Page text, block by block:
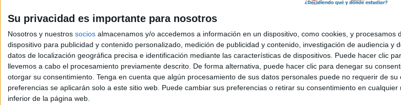
Su privacidad es importante para nosotros
Nosotros y nuestros socios almacenamos y/o accedemos a información en un dispositivo, como cookies, y
dispositivo para publicidad y contenido personalizado, medición de publicidad y contenido, investigación de audiencia y
datos de localización geográfica precisa e identificación mediante las características de dispositivos. Puede hacer clic
llevemos a cabo el procesamiento previamente descrito. De forma alternativa, puede hacer clic para denegar su
otorgar su consentimiento. Tenga en cuenta que algún procesamiento de sus datos personales puede no requerir de
preferencias se aplicarán solo a este sitio web. Puede cambiar sus preferencias o retirar su consentimiento en
inferior de la página web.
Quiénes somos|Contactar|
Aviso legal|Politica de privacidad|Condiciones
© 2003-2026Compás Mediterráneo S.L.- Diego de León 47 - 28006